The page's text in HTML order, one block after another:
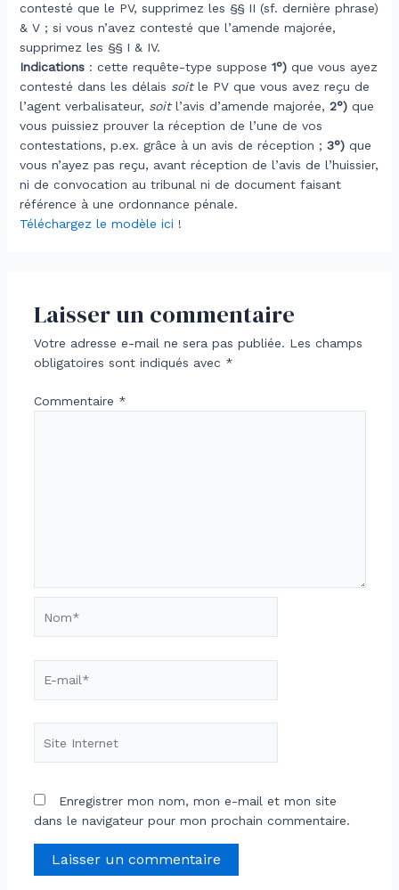
contesté que le PV, supprimez les §§ II (sf. dernière phrase)
& V ; si vous n’avez contesté que l’amende majorée,
supprimez les §§ I & IV.
Indications: cette requête-type suppose 1°)que vous ayez
contesté dans les délais soitle PV que vous avez reçu de
l’agent verbalisateur, soitl’avis d’amende majorée, 2°)que
vous puissiez prouver la réception de l’une de vos
contestations, p.ex. grâce à un avis de réception ; 3°)que
vous n’ayez pas reçu, avant réception de l’avis de l’huissier,
ni de convocation au tribunal ni de document faisant
référence à une ordonnance pénale.
Téléchargez le modèle ici !
Laisser un commentaire
Votre adresse e-mail ne sera pas publiée. Les champs
obligatoires sont indiqués avec *
Commentaire *
mail*
Internet
Enregistrer mon nom, mon e-mail et mon site
dans le navigateur pour mon prochain commentaire.